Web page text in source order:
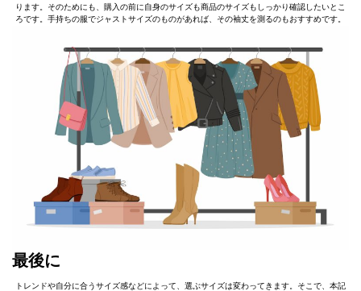
ります。そのためにも、購入の前に自身のサイズも商品のサイズもしっかり確認したいとこ
ろです。手持ちの服でジャストサイズのものがあれば、その袖丈を測るのもおすすめです。
最後に
トレンドや自分に合うサイズ感などによって、選ぶサイズは変わってきます。そこで、本記